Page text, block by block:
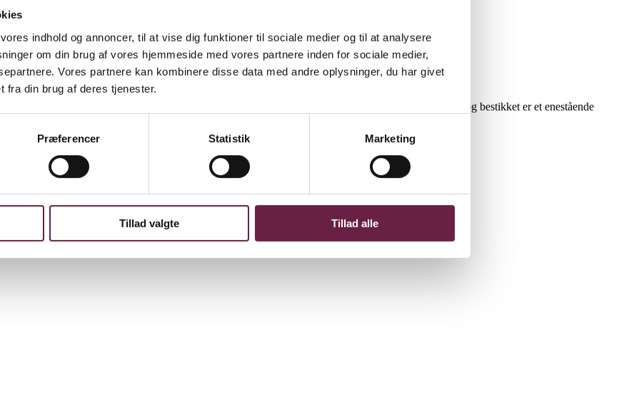
indhold og annoncer, til at vise dig funktioner til sociale medier og til at analysere
om din brug af vores hjemmeside med vores partnere inden for sociale medier,
Vores partnere kan kombinere disse data med andre oplysninger, du har givet
fra din brug af deres tjenester.
Præferencer Statistik Marketing
Tillad valgte Tillad alle
bordet med tidløs elegance. Det ikoniske riflede mønster er både smukt og behageligt at holde om, og bestikket er et enestående
består af fire dele, som du kan kombinere med resten af Bernadotte kollektionen.